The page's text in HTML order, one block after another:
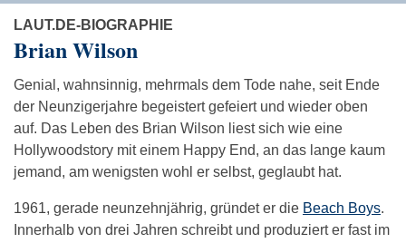
LAUT.DE-BIOGRAPHIE
Brian Wilson
Genial, wahnsinnig, mehrmals dem Tode nahe, seit Ende
der Neunzigerjahre begeistert gefeiert und wieder oben
auf. Das Leben des Brian Wilson liest sich wie eine
Hollywoodstory mit einem Happy End, an das lange kaum
jemand, am wenigsten wohl er selbst, geglaubt hat.
1961, gerade neunzehnjährig, gründet er die Beach Boys.
Innerhalb von drei Jahren schreibt und produziert er fast im